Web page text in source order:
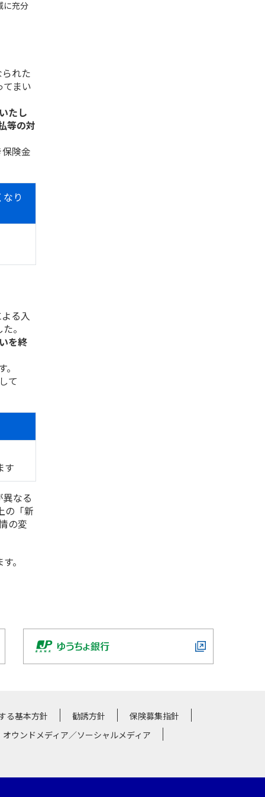
に充分
れた
まい
たし
等の対
険金
り
る入
。
を終
て
す
なる
の「新
の変
。
る基本方針 勧誘方針
保険募集指針
オウンドメディア／ソーシャルメディア